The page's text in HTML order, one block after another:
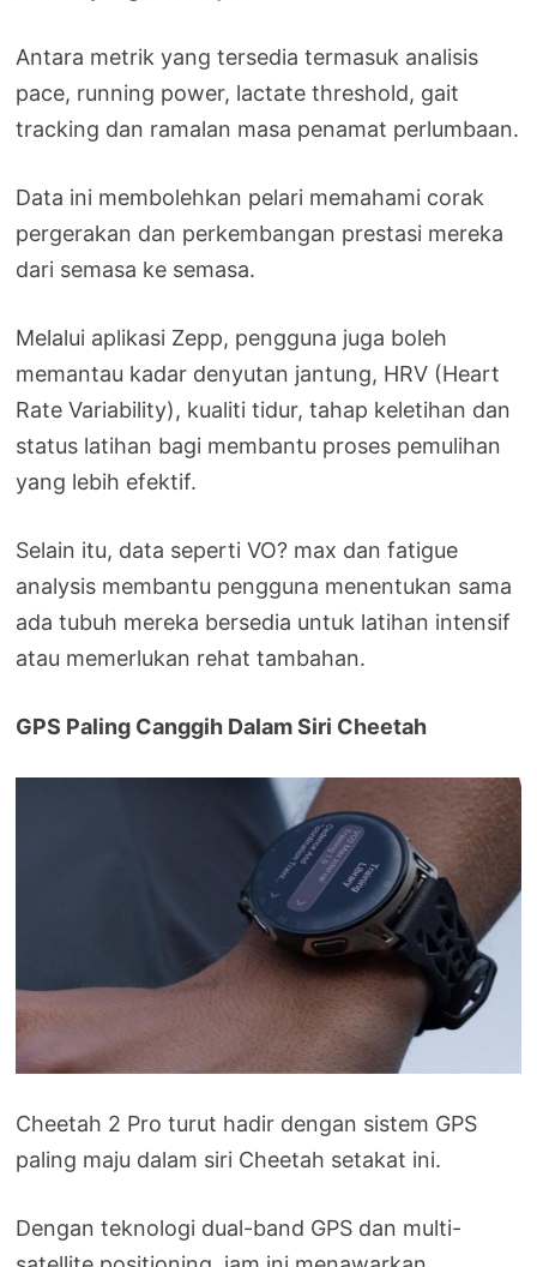
Antara metrik yang tersedia termasuk analisis
pace, running power, lactate threshold, gait
tracking dan ramalan masa penamat perlumbaan.
Data ini membolehkan pelari memahami corak
pergerakan dan perkembangan prestasi mereka
dari semasa ke semasa.
Melalui aplikasi Zepp, pengguna juga boleh
memantau kadar denyutan jantung, HRV (Heart
Rate Variability), kualiti tidur, tahap keletihan dan
status latihan bagi membantu proses pemulihan
yang lebih efektif.
Selain itu, data seperti VO? max dan fatigue
analysis membantu pengguna menentukan sama
ada tubuh mereka bersedia untuk latihan intensif
atau memerlukan rehat tambahan.
GPS Paling Canggih Dalam Siri Cheetah
Cheetah 2 Pro turut hadir dengan sistem GPS
paling maju dalam siri Cheetah setakat ini.
Dengan teknologi dual-band GPS dan multi-